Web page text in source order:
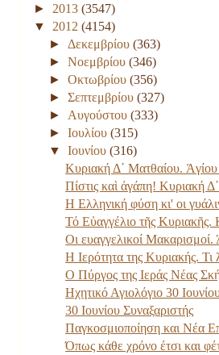
► 2013(3547)
▼ 2012(4154)
► Δεκεμβρίου(363)
►Νοεμβρίου(346)
►Οκτωβρίου(356)
►Σεπτεμβρίου(327)
► Αυγούστου(333)
►Ιουλίου(315)
▼Ιουνίου(316)
Κυριακή Δ΄ Ματθαίου.
Πίστις καὶ ἀγάπη! Κυριακή
Η Ελληνική φύση κι' οι
Τό Εὐαγγέλιο τῆς
Οι ευαγγελικοί Μακαρισμοί.
Η Ιερότητα της Κυριακής. Τι
Ο Πύργος της Ιεράς Νέας
Ηχητικό Αγιολόγιο 30
30 Ιουνίου Συναξαριστής
Παγκοσμιοποίηση και Νέα
Όπως κάθε χρόνο έτσι και